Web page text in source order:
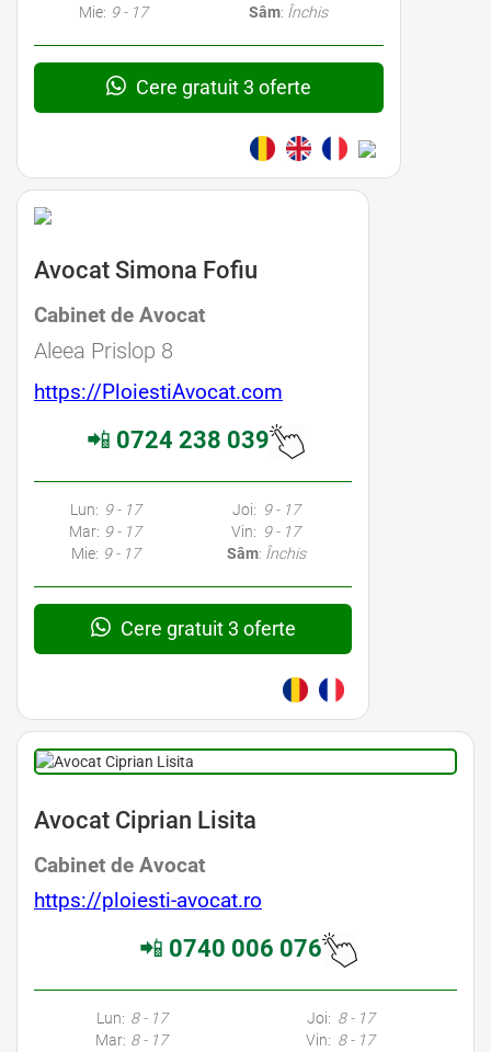
Mie: 9 - 17
Sâm: Închis
Cere gratuit 3 oferte
Avocat Simona Fofiu
Cabinet de Avocat
Aleea Prislop 8
https://PloiestiAvocat.com
📲 0724 238 039
Lun: 9 - 17
Mar: 9 - 17
Mie: 9 - 17
Joi: 9 - 17
Vin: 9 - 17
Sâm: Închis
Cere gratuit 3 oferte
Avocat Ciprian Lisita
Cabinet de Avocat
https://ploiesti-avocat.ro
📲 0740 006 076
Lun: 8 - 17
Mar: 8 - 17
Joi: 8 - 17
Vin: 8 - 17